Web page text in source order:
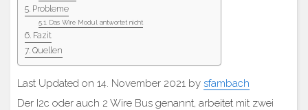
Probleme
Das Wire Modul antwortet nicht
Fazit
Quellen
Last Updated on 14. November 2021 by sfambach
Der I2c oder auch 2 Wire Bus genannt, arbeitet mit zwei